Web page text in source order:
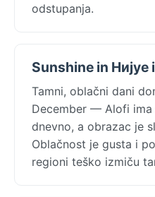
odstupanja.
Sunshine in
Tamni, oblačni dani
December — Alofi ima
dnevno, a obrazac je
Oblačnost je gusta i
regioni teško izmiču